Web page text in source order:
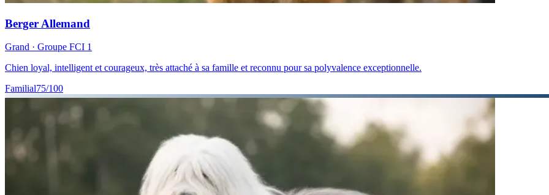
Berger Allemand
Grand · Groupe FCI 1
Chien loyal, intelligent et courageux, très attaché à sa famille et reconnu pour sa polyvalence exceptionnelle.
Familial75/100